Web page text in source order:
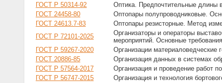
ГОСТ Р 50314-92
Оптика. Предпочтительные длины
ГОСТ 24458-80
Оптопары полупроводниковые.
ГОСТ 24613.7-83
Оптопары резисторные. Метод
ГОСТ Р 72101-2025
Организаторы и операторы
мероприятий. Основные требования
ГОСТ Р 59267-2020
Организации материаловедческие
ГОСТ 20886-85
Организация данных в системах
ГОСТ Р 57564-2017
Организация и проведение работ
ГОСТ Р 56747-2015
Организация и технология